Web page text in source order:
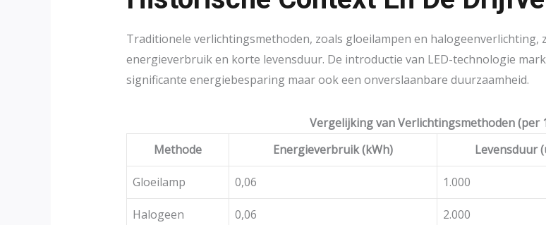
Traditionele verlichtingsmethoden, zoals gloeilampen en halogeenverlichting,
energieverbruik en korte levensduur. De introductie van LED-technologie
significante energiebesparing maar ook een onverslaanbare duurzaamheid.
Vergelijking van Verlichtingsmethoden (per
Methode
Energieverbruik (kWh) Levensduur
Gloeilamp 0,06 1.000
Halogeen 0,06 2.000